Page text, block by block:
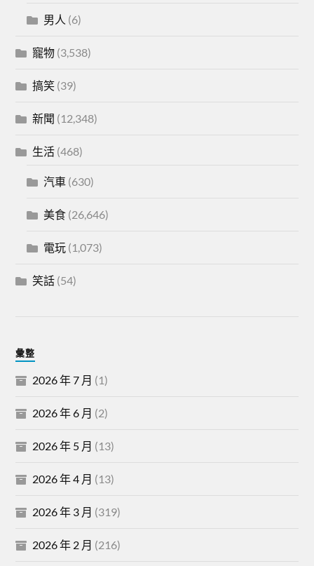
男人 (6)
寵物 (3,538)
搞笑 (39)
新聞 (12,348)
生活 (468)
汽車 (630)
美食 (26,646)
電玩 (1,073)
笑話 (54)
彙整
2026 年 7 月 (1)
2026 年 6 月 (2)
2026 年 5 月 (13)
2026 年 4 月 (13)
2026 年 3 月 (319)
2026 年 2 月 (216)